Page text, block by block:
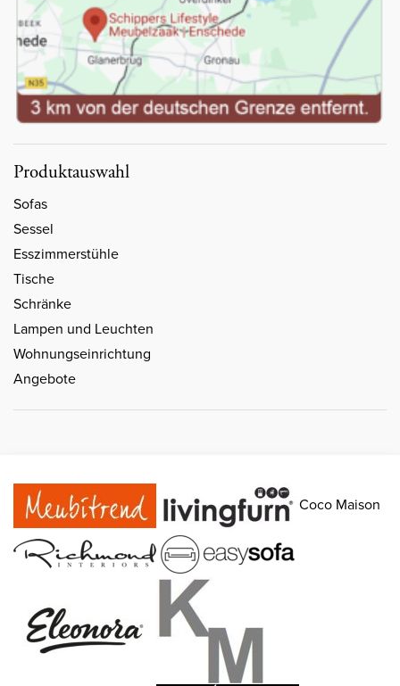
Produktauswahl
Sofas
Sessel
Esszimmerstühle
Tische
Schränke
Lampen und Leuchten
Wohnungseinrichtung
Angebote
Coco Maison